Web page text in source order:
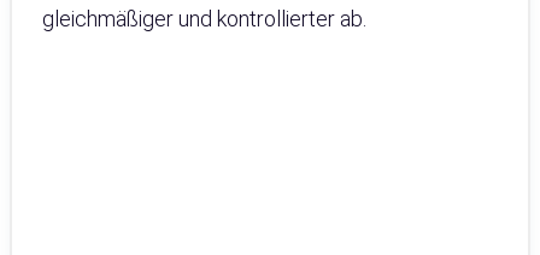
gleichmäßiger und kontrollierter ab.